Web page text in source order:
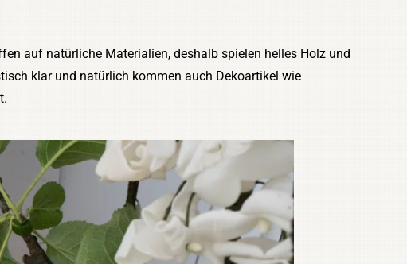
auf natürliche Materialien, deshalb spielen helles Holz und
klar und natürlich kommen auch Dekoartikel wie